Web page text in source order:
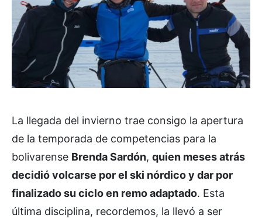
La llegada del invierno trae consigo la apertura
de la temporada de competencias para la
bolivarense Brenda Sardón, quien meses atrás
decidió volcarse por el ski nórdico y dar por
finalizado su ciclo en remo adaptado. Esta
última disciplina, recordemos, la llevó a ser